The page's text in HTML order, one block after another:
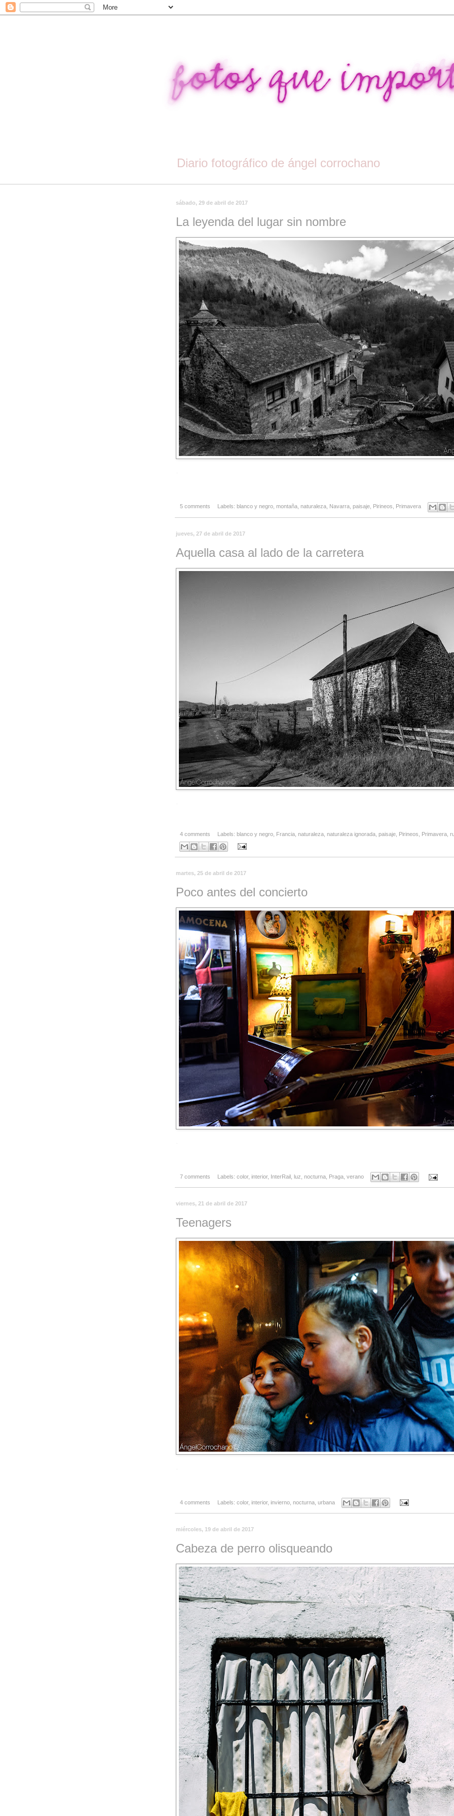
Diario fotográfico de ángel corrochano
sábado, 29 de abril de 2017
La leyenda del lugar sin nombre
5 comments Labels: blanco y negro, montaña, naturaleza, Navarra, paisaje, Pirineos, Primavera
jueves, 27 de abril de 2017
Aquella casa al lado de la carretera
4 comments Labels: blanco y negro, Francia, naturaleza, naturaleza ignorada, paisaje, Pirineos Primavera,
martes, 25 de abril de 2017
Poco antes del concierto
7 comments Labels: color, interior, InterRail, luz nocturna, Praga, verano
viernes, 21 de abril de 2017
Teenagers
4 comments Labels: color, interior, invierno, nocturna, urbana
miércoles, 19 de abril de 2017
Cabeza de perro olisqueando